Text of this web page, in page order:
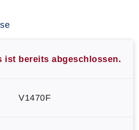
ist bereits abgeschlossen.
V1470F